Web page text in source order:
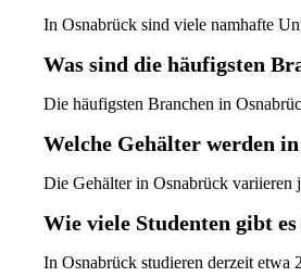
In Osnabrück sind viele namhafte
Was sind die häufigsten
Die häufigsten Branchen in
Welche Gehälter werden
Die Gehälter in Osnabrück variieren
Wie viele Studenten gibt
In Osnabrück studieren derzeit etwa